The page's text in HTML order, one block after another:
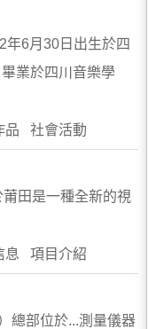
年6月30日出生於四
業於四川音樂學
品 社會活動
田是一種全新的視
息 項目介紹
總部位於...測量儀器